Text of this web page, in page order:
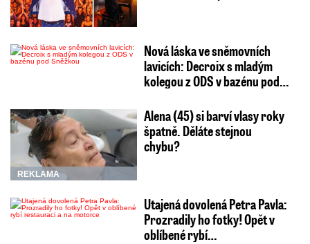
Nová láska ve sněmovních
lavicích: Decroix s mladým
kolegou z ODS v bazénu pod…
REKLAMA
Alena (45) si barví vlasy roky
špatně. Děláte stejnou
chybu?
Utajená dovolená Petra Pavla:
Prozradily ho fotky! Opět v
oblíbené rybí…